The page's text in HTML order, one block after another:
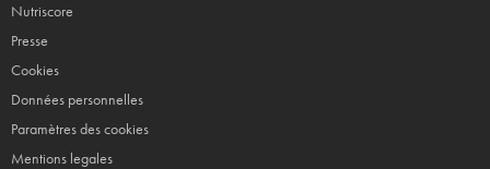
Nutriscore
Presse
Cookies
Données personnelles
Paramètres des cookies
Mentions legales